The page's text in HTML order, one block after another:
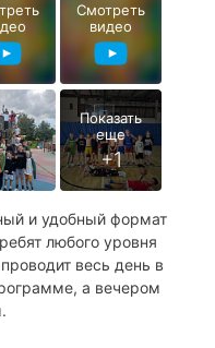
и удобный формат
любого уровня
весь день в
а вечером
Смотреть
видео